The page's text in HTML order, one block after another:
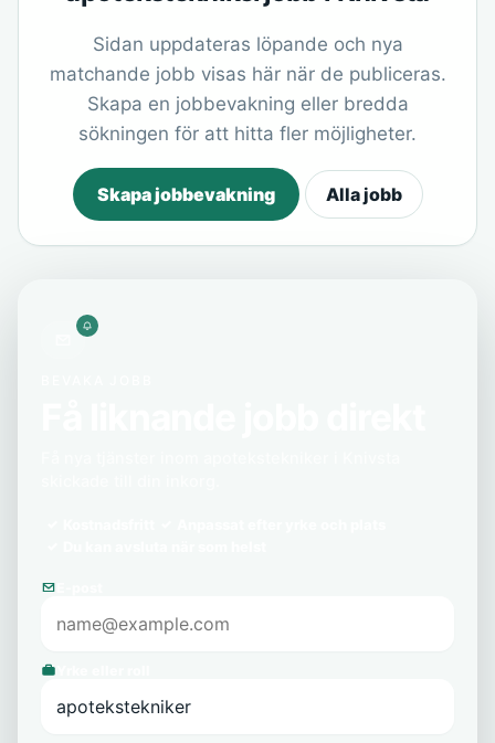
Sidan uppdateras löpande och nya
matchande jobb visas här när de publiceras.
Skapa en jobbevakning eller bredda
sökningen för att hitta fler möjligheter.
Skapa jobbevakning Alla jobb